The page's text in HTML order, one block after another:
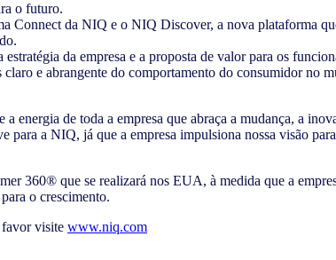
o futuro.
Connect da NIQ e o NIQ Discover, a nova plataforma
da empresa e a proposta de valor para os
e abrangente do comportamento do consumidor no
energia de toda a empresa que abraça a mudança, a
para a NIQ, já que a empresa impulsiona nossa visão
360® que se realizará nos EUA, à medida que a
o crescimento.
favor visite www.niq.com